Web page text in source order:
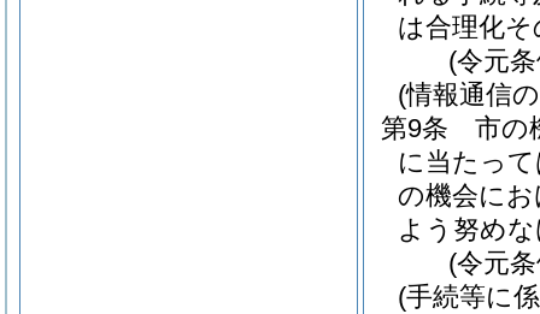
は合理化
(令元
(情報通信
第9条
市の
に当たっ
の機会に
よう努め
(令元
(手続等に